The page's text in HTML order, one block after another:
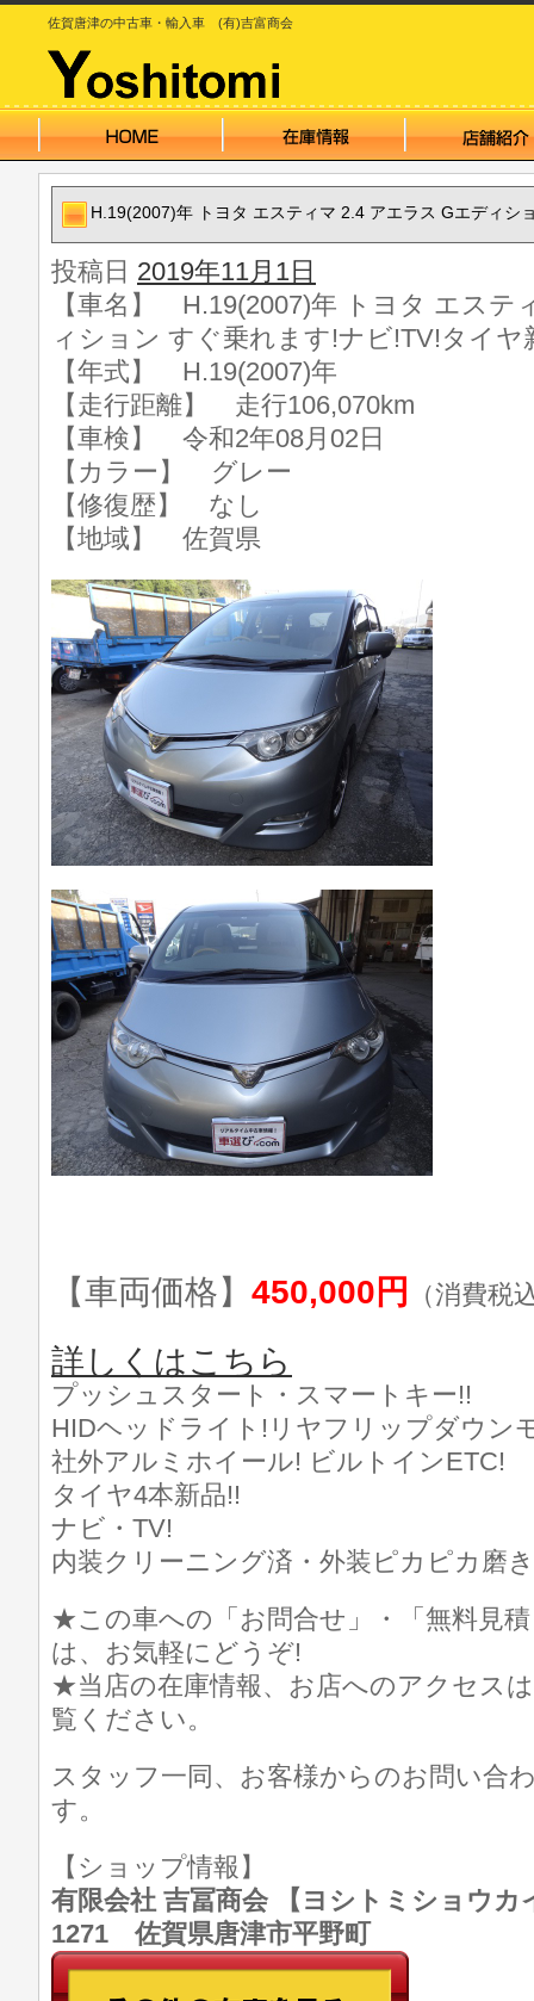
佐賀唐津の中古車・輸入車 (有)吉富商会
H.19(2007)年 トヨタ エスティマ 2.4 アエラス Gエディシ
投稿日 2019年11月1日
【車名】 H.19(2007)年 トヨタ エステ
ィション すぐ乗れます!ナビ!TV!タイヤ
【年式】 H.19(2007)年
【走行距離】 走行106,070km
【車検】 令和2年08月02日
【カラー】 グレー
【修復歴】 なし
【地域】 佐賀県
【車両価格】 450,000円 （消費税
詳しくはこちら
プッシュスタート・スマートキー!!
HIDヘッドライト!リヤフリップダウン
社外アルミホイール! ビルトインETC!
タイヤ4本新品!!
ナビ・TV!
内装クリーニング済・外装ピカピカ磨
★この車への「お問合せ」・「無料見
は、お気軽にどうぞ!
★当店の在庫情報、お店へのアクセス
覧ください。
スタッフ一同、お客様からのお問い合
す。
【ショップ情報】
有限会社 吉冨商会 【ヨシトミショウ
1271 佐賀県唐津市平野町